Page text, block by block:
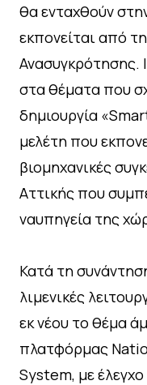
θα ενταχθούν
εκπονείται από
Ανασυγκρότησης.
στα θέματα που
δημιουργία
μελέτη που
βιομηχανικές
Αττικής που
ναυπηγεία της
Κατά τη
λιμενικές
εκ νέου το θέμα
πλατφόρμας
System, με